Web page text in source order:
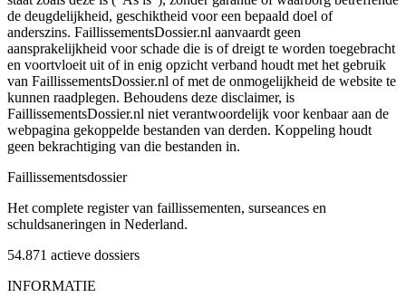
de deugdelijkheid, geschiktheid voor een bepaald doel of
anderszins. FaillissementsDossier.nl aanvaardt geen
aansprakelijkheid voor schade die is of dreigt te worden toegebracht
en voortvloeit uit of in enig opzicht verband houdt met het gebruik
van FaillissementsDossier.nl of met de onmogelijkheid de website te
kunnen raadplegen. Behoudens deze disclaimer, is
FaillissementsDossier.nl niet verantwoordelijk voor kenbaar aan de
webpagina gekoppelde bestanden van derden. Koppeling houdt
geen bekrachtiging van die bestanden in.
Faillissementsdossier
Het complete register van faillissementen, surseances en
schuldsaneringen in Nederland.
54.871 actieve dossiers
INFORMATIE